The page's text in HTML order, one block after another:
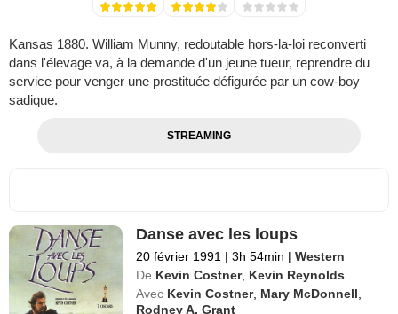
Kansas 1880. William Munny, redoutable hors-la-loi reconverti
dans l'élevage va, à la demande d'un jeune tueur, reprendre du
service pour venger une prostituée défigurée par un cow-boy
sadique.
STREAMING
Danse avec les loups
20 février 1991 | 3h 54min | Western
De Kevin Costner, Kevin Reynolds
Avec Kevin Costner, Mary McDonnell,
Rodney A. Grant